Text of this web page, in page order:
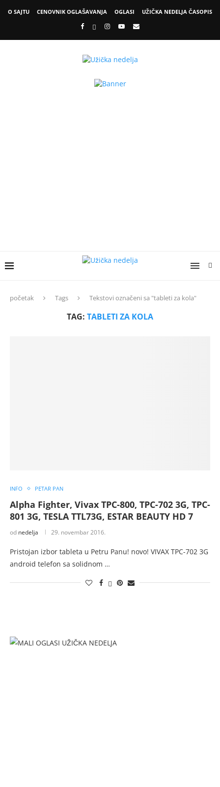
O SAJTU CENOVNIK OGLAŠAVANJA OGLASI UŽIČKA NEDELJA ČASOPIS
početak Tags Tekstovi označeni sa "tableti za kola"
TAG: TABLETI ZA KOLA
INFO PETAR PAN
Alpha Fighter, Vivax TPC-800, TPC-702 3G, TPC-
801 3G, TESLA TTL73G, ESTAR BEAUTY HD 7
od nedelja 29. novembar 2016.
Pristojan izbor tableta u Petru Panu! novo! VIVAX TPC-702 3G
android telefon sa solidnom …